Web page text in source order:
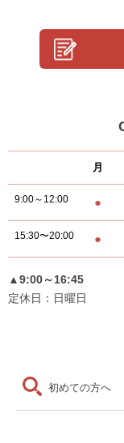
初めての方へ
月
9:00～12:00 ●
15:30〜20:00 ●
▲9:00～16:45
定休日：日曜日